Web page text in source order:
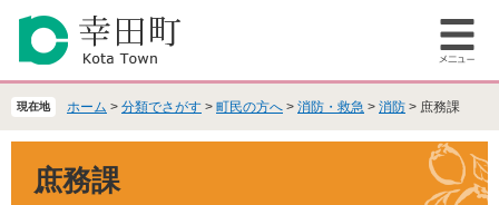
の
頭
ー
飛
メ
ー
現在地 ホーム > 分類でさがす > 町民の方へ > 消防・救急 > 消防 > 庶務課
庶務課